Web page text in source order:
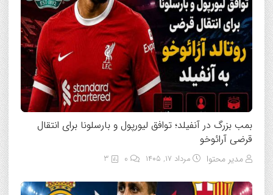
بمب بزرگ در آنفیلد؛ توافق لیورپول و بارسلونا برای انتقال
قرضی آرائوخو
مدیر محتوا مرداد ۱۷, ۱۴۰۵ 3